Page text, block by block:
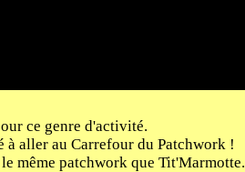
ce genre d'activité.
à aller au Carrefour du Patchwork !
même patchwork que Tit'Marmotte.